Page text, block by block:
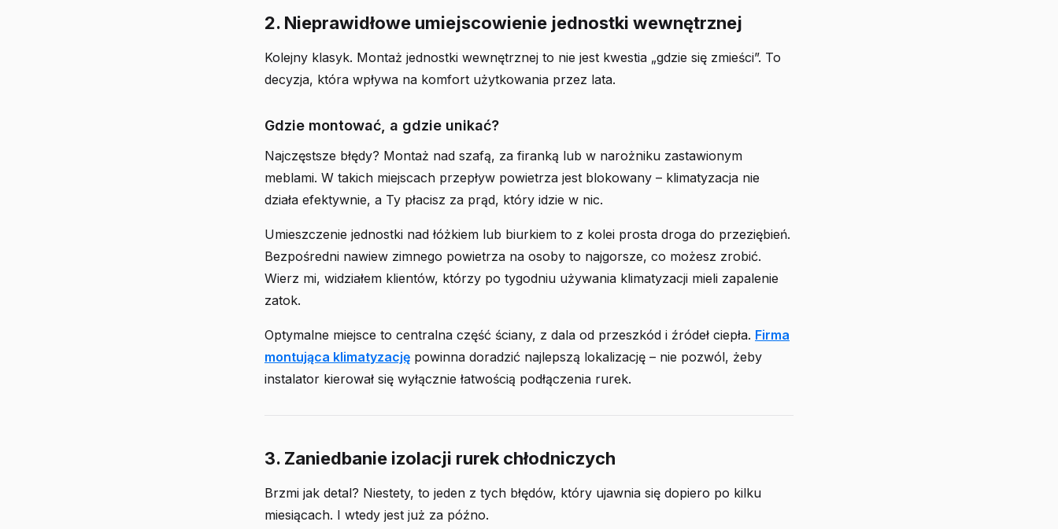
2. Nieprawidłowe umiejscowienie jednostki wewnętrznej
Kolejny klasyk. Montaż jednostki wewnętrznej to nie jest kwestia „gdzie się zmieści”. To
decyzja, która wpływa na komfort użytkowania przez lata.
Gdzie montować, a gdzie unikać?
Najczęstsze błędy? Montaż nad szafą, za firanką lub w narożniku zastawionym
meblami. W takich miejscach przepływ powietrza jest blokowany – klimatyzacja nie
działa efektywnie, a Ty płacisz za prąd, który idzie w nic.
Umieszczenie jednostki nad łóżkiem lub biurkiem to z kolei prosta droga do przeziębień.
Bezpośredni nawiew zimnego powietrza na osoby to najgorsze, co możesz zrobić.
Wierz mi, widziałem klientów, którzy po tygodniu używania klimatyzacji mieli zapalenie
zatok.
Optymalne miejsce to centralna część ściany, z dala od przeszkód i źródeł ciepła. Firma
montująca klimatyzację powinna doradzić najlepszą lokalizację – nie pozwól, żeby
instalator kierował się wyłącznie łatwością podłączenia rurek.
3. Zaniedbanie izolacji rurek chłodniczych
Brzmi jak detal? Niestety, to jeden z tych błędów, który ujawnia się dopiero po kilku
miesiącach. I wtedy jest już za późno.